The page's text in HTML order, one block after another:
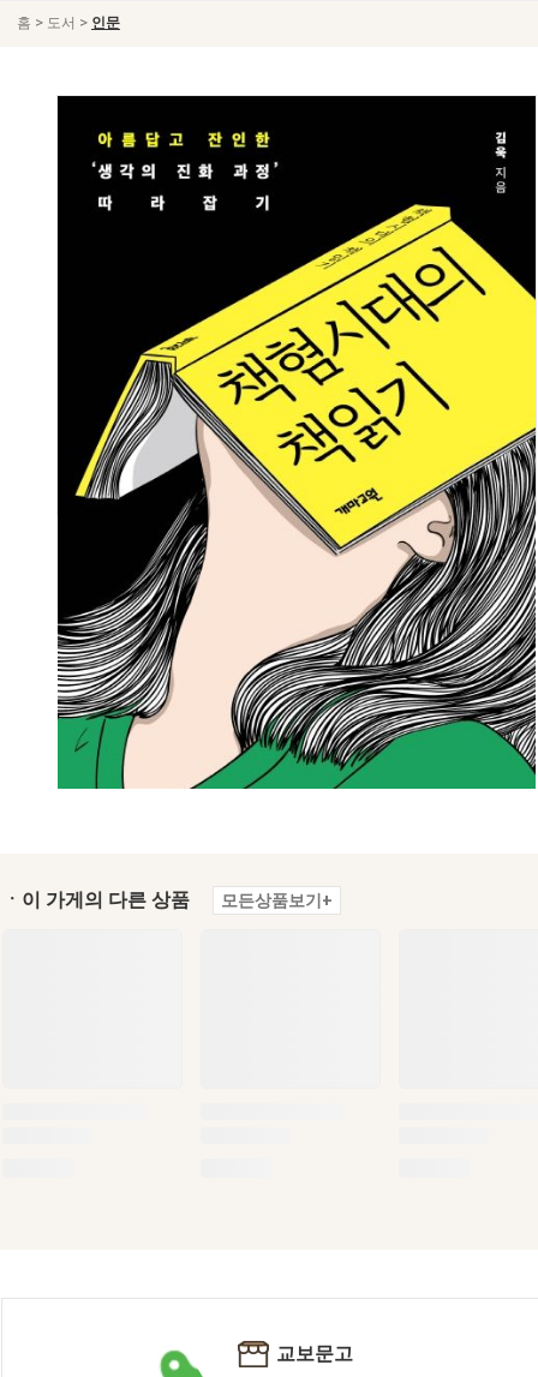
홈 > 도서 > 인문
ㆍ이 가게의 다른 상품 모든상품보기+
교보문고